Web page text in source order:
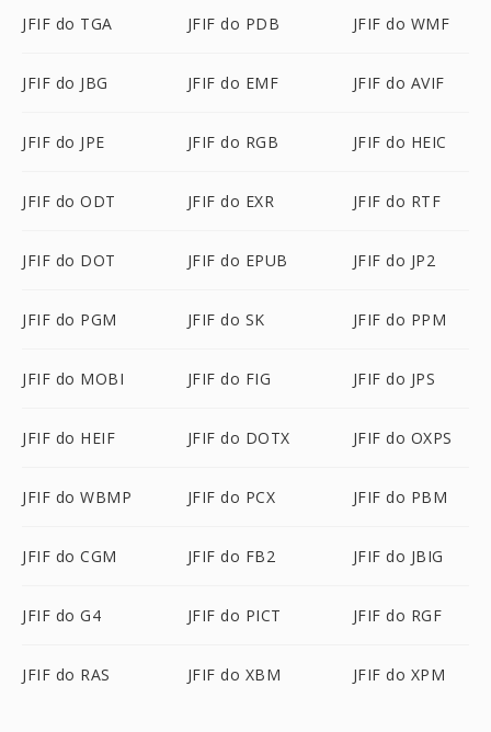
JFIF do TGA JFIF do PDB JFIF do WMF
JFIF do JBG JFIF do EMF JFIF do AVIF
JFIF do JPE JFIF do RGB JFIF do HEIC
JFIF do ODT JFIF do EXR JFIF do RTF
JFIF do DOT JFIF do EPUB JFIF do JP2
JFIF do PGM JFIF do SK JFIF do PPM
JFIF do MOBI JFIF do FIG JFIF do JPS
JFIF do HEIF JFIF do DOTX JFIF do OXPS
JFIF do WBMP JFIF do PCX JFIF do PBM
JFIF do CGM JFIF do FB2 JFIF do JBIG
JFIF do G4 JFIF do PICT JFIF do RGF
JFIF do RAS JFIF do XBM JFIF do XPM